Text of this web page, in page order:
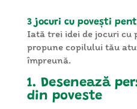
3 jocuri cu povești
Iată trei idei de jocuri cu
propune copilului tău
împreună.
1. Desenează
din poveste